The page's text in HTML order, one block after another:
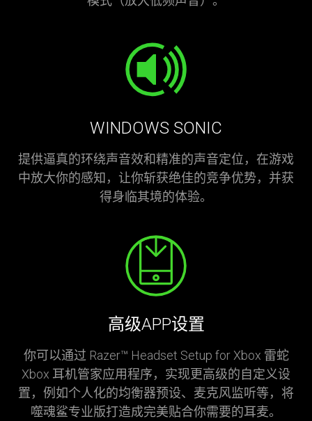
WINDOWS SONIC
提供逼真的环绕声音效和精准的声音定位，在游戏
中放大你的感知，让你斩获绝佳的竞争优势，并获
得身临其境的体验。
高级APP设置
你可以通过 Razer™ Headset Setup for Xbox 雷蛇
Xbox 耳机管家应用程序，实现更高级的自定义设
置，例如个人化的均衡器预设、麦克风监听等，将
噬魂鲨专业版打造成完美贴合你需要的耳麦。